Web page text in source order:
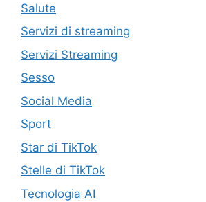
Salute
Servizi di streaming
Servizi Streaming
Sesso
Social Media
Sport
Star di TikTok
Stelle di TikTok
Tecnologia AI